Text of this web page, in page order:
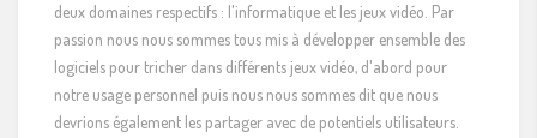
deux domaines respectifs : l'informatique et les jeux vidéo. Par
passion nous nous sommes tous mis à développer ensemble des
logiciels pour tricher dans différents jeux vidéo, d'abord pour
notre usage personnel puis nous nous sommes dit que nous
devrions également les partager avec de potentiels utilisateurs.